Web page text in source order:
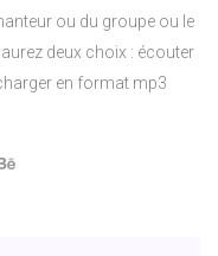
ou du groupe ou le
deux choix : écouter
en format mp3